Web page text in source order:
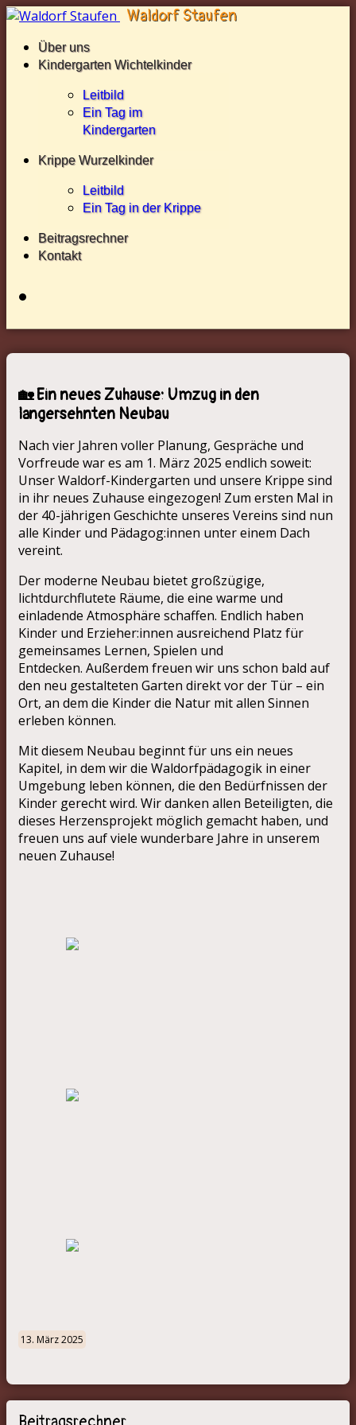
Über uns
Kindergarten Wichtelkinder
Leitbild
Ein Tag im
Kindergarten
Krippe Wurzelkinder
Leitbild
Ein Tag in der Krippe
Beitragsrechner
Kontakt
🏡 Ein neues Zuhause: Umzug in den
langersehnten Neubau
Nach vier Jahren voller Planung, Gespräche und
Vorfreude war es am 1. März 2025 endlich soweit:
Unser Waldorf-Kindergarten und unsere Krippe sind
in ihr neues Zuhause eingezogen! Zum ersten Mal in
der 40-jährigen Geschichte unseres Vereins sind nun
alle Kinder und Pädagog:innen unter einem Dach
vereint.
Der moderne Neubau bietet großzügige,
lichtdurchflutete Räume, die eine warme und
einladende Atmosphäre schaffen. Endlich haben
Kinder und Erzieher:innen ausreichend Platz für
gemeinsames Lernen, Spielen und
Entdecken. Außerdem freuen wir uns schon bald auf
den neu gestalteten Garten direkt vor der Tür – ein
Ort, an dem die Kinder die Natur mit allen Sinnen
erleben können.
Mit diesem Neubau beginnt für uns ein neues
Kapitel, in dem wir die Waldorfpädagogik in einer
Umgebung leben können, die den Bedürfnissen der
Kinder gerecht wird. Wir danken allen Beteiligten, die
dieses Herzensprojekt möglich gemacht haben, und
freuen uns auf viele wunderbare Jahre in unserem
neuen Zuhause!
13. März 2025